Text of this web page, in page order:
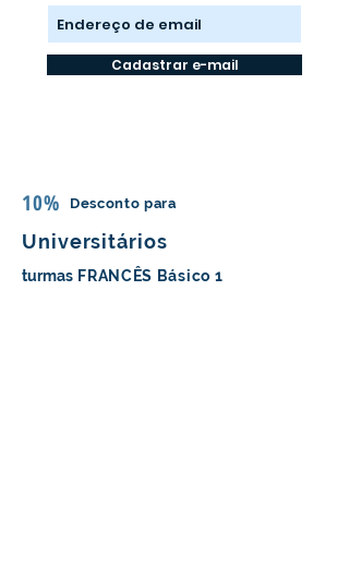
Cadastrar e-mail
10% Desconto para
Universitários
turmas FRANCÊS Básico 1